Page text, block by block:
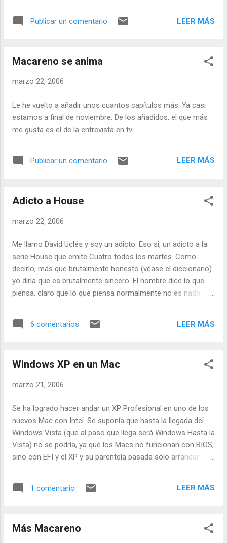
definitiva y disfrutemos de la sensación de tranquilidad.
Seamos, en fin, felices... Pero cautos.
Publicar un comentario LEER MÁS
Macareno se anima
marzo 22, 2006
Le he vuelto a añadir unos cuantos capítulos más. Ya casi
estamos a final de noviembre. De los añadidos, el que más
me gusta es el de la entrevista en tv .
Publicar un comentario LEER MÁS
Adicto a House
marzo 22, 2006
Me llamo David Uclés y soy un adicto. Eso si, un adicto a la
serie House que emite Cuatro todos los martes. Como
decirlo, más que brutalmente honesto (véase el diccionario)
yo diría que es brutalmente sincero. El hombre dice lo que
piensa, claro que lo que piensa normalmente no es nada
miente), es adicto a los calmantes, y se toma los casos
centrándose en la enfermedad, olvidándose de los
6 comentarios LEER MÁS
Windows XP en un Mac
marzo 21, 2006
Se ha logrado hacer andar un XP Profesional en uno de los
nuevos Mac con Intel. Se suponía que hasta la llegada del
Windows Vista (que al paso que llega será Windows Hasta la
Vista) no se podría, ya que los Macs no funcionan con BIOS,
sino con EFI y el XP y su parentela pasada sólo arrancan
1 comentario LEER MÁS
Más Macareno